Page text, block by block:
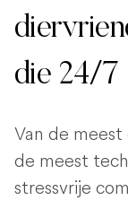
die 24/7
Van de
de meest
stressvrije